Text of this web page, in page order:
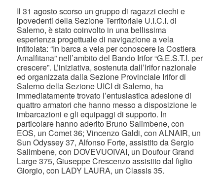
Il 31 agosto scorso un gruppo di ragazzi ciechi e
ipovedenti della Sezione Territoriale U.I.C.I. di
Salerno, è stato coinvolto in una bellissima
esperienza progettuale di navigazione a vela
intitolata: “In barca a vela per conoscere la Costiera
Amalfitana” nell’ambito del Bando Irifor “G.E.S.T.I. per
crescere”. L’iniziativa, sostenuta dall’Irifor nazionale
ed organizzata dalla Sezione Provinciale Irifor di
Salerno della Sezione UICI di Salerno, ha
immediatamente trovato l’entusiastica adesione di
quattro armatori che hanno messo a disposizione le
imbarcazioni e gli equipaggi di supporto. In
particolare hanno aderito Bruno Salimbene, con
EOS, un Comet 36; Vincenzo Galdi, con ALNAIR, un
Sun Odyssey 37, Alfonso Forte, assistito da Sergio
Salimbene, con DOVEVUOIVAI, un Doufour Grand
Large 375, Giuseppe Crescenzo assistito dal figlio
Giorgio, con LADY LAURA, un Classis 35.